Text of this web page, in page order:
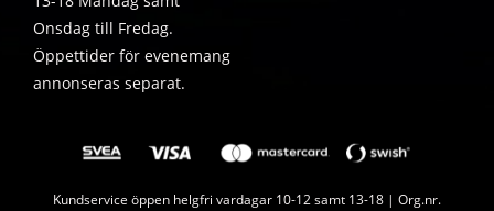
Onsdag till Fredag.
Öppettider för evenemang
annonseras separat.
Kundservice öppen helgfri vardagar 10-12 samt 13-18 | Org.nr.